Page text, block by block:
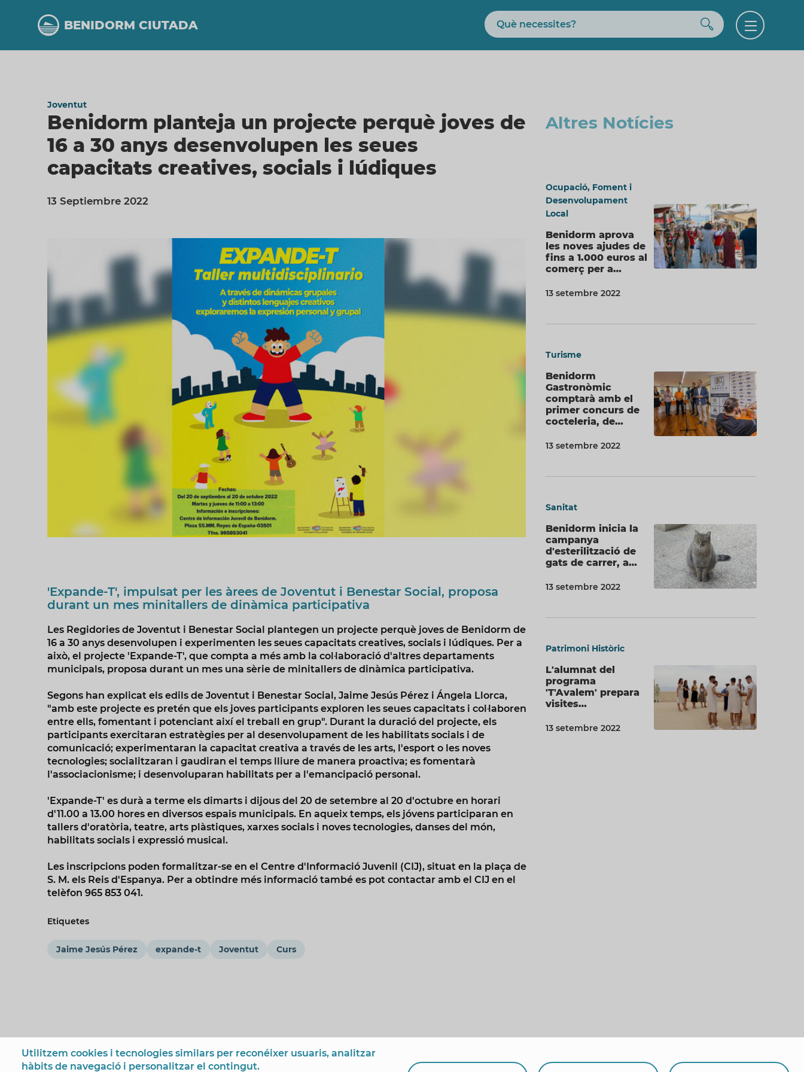
contingut
BENIDORM CIUTADA
Cerca Buscar
Open
Joventut
Benidorm planteja un projecte perquè joves de
16 a 30 anys desenvolupen les seues
capacitats creatives, socials i lúdiques
13 Septiembre 2022
'Expande-T', impulsat per les àrees de Joventut i Benestar Social, proposa
durant un mes minitallers de dinàmica participativa
Les Regidories de Joventut i Benestar Social plantegen un projecte perquè joves de Benidorm de
16 a 30 anys desenvolupen i experimenten les seues capacitats creatives, socials i lúdiques. Per a
això, el projecte 'Expande-T', que compta a més amb la col·laboració d'altres departaments
municipals, proposa durant un mes una sèrie de minitallers de dinàmica participativa.
Segons han explicat els edils de Joventut i Benestar Social, Jaime Jesús Pérez i Ángela Llorca,
"amb este projecte es pretén que els joves participants exploren les seues capacitats i col·laboren
entre ells, fomentant i potenciant així el treball en grup". Durant la duració del projecte, els
participants exercitaran estratègies per al desenvolupament de les habilitats socials i de
comunicació; experimentaran la capacitat creativa a través de les arts, l'esport o les noves
tecnologies; socialitzaran i gaudiran el temps lliure de manera proactiva; es fomentarà
l'associacionisme; i desenvoluparan habilitats per a l'emancipació personal.
'Expande-T' es durà a terme els dimarts i dijous del 20 de setembre al 20 d'octubre en horari
d'11.00 a 13.00 hores en diversos espais municipals. En aqueix temps, els jóvens participaran en
tallers d'oratòria, teatre, arts plàstiques, xarxes socials i noves tecnologies, danses del món,
habilitats socials i expressió musical.
Les inscripcions poden formalitzar-se en el Centre d'Informació Juvenil (CIJ), situat en la plaça de
S. M. els Reis d'Espanya. Per a obtindre més informació també es pot contactar amb el CIJ en el
telèfon 965 853 041.
Etiquetes
Jaime Jesús Pérez expande-t Joventut Curs
Altres Notícies
Ocupació, Foment i
Desenvolupament
Local
Benidorm aprova
les noves ajudes de
fins a 1.000 euros al
comerç per a…
13 setembre 2022
Turisme
Benidorm
Gastronòmic
comptarà amb el
primer concurs de
cocteleria, de…
13 setembre 2022
Sanitat
Benidorm inicia la
campanya
d'esterilització de
gats de carrer, a…
13 setembre 2022
Patrimoni Històric
L'alumnat del
programa
'T'Avalem' prepara
visites…
13 setembre 2022
Utilitzem cookies i tecnologies similars per reconéixer usuaris, analitzar
hàbits de navegació i personalitzar el contingut.